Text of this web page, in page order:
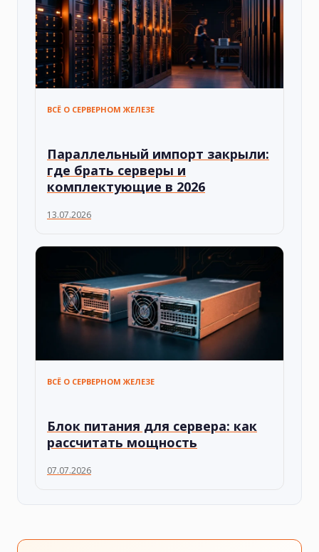
ВСЁ О СЕРВЕРНОМ ЖЕЛЕЗЕ
Параллельный импорт закрыли:
где брать серверы и
комплектующие в 2026
13.07.2026
ВСЁ О СЕРВЕРНОМ ЖЕЛЕЗЕ
Блок питания для сервера: как
рассчитать мощность
07.07.2026